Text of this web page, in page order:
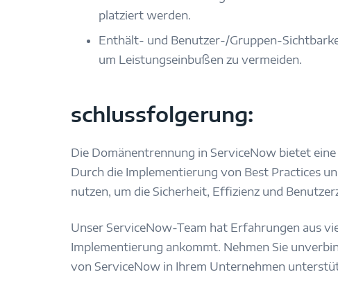
platziert werden.
Enthält- und Benutzer-/Gruppen-
um Leistungseinbußen zu vermeiden.
schlussfolgerung:
Die Domänentrennung in ServiceNow bietet
Durch die Implementierung von Best Practices
nutzen, um die Sicherheit, Effizienz und
Unser ServiceNow-Team hat Erfahrungen aus
Implementierung ankommt. Nehmen Sie
von ServiceNow in Ihrem Unternehmen